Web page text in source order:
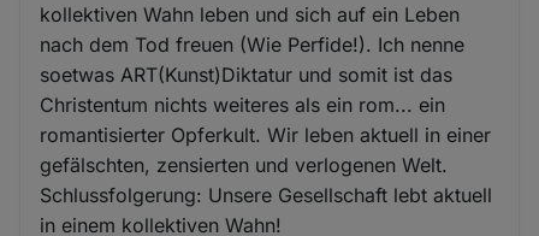
kollektiven Wahn leben und sich auf ein Leben
nach dem Tod freuen (Wie Perfide!). Ich nenne
soetwas ART(Kunst)Diktatur und somit ist das
Christentum nichts weiteres als ein rom... ein
romantisierter Opferkult. Wir leben aktuell in einer
gefälschten, zensierten und verlogenen Welt.
Schlussfolgerung: Unsere Gesellschaft lebt aktuell
in einem kollektiven Wahn!